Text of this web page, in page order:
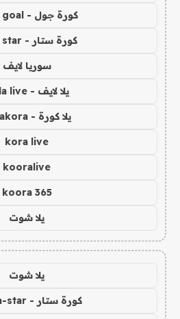
كورة جول - kora goal
كورة ستار - kora star
سوريا لايف
يلا لايف - yalla live
يلا كورة - yallakora
kora live
kooralive
koora 365
يلا شوت
يلا شوت
كورة ستار - koora-star